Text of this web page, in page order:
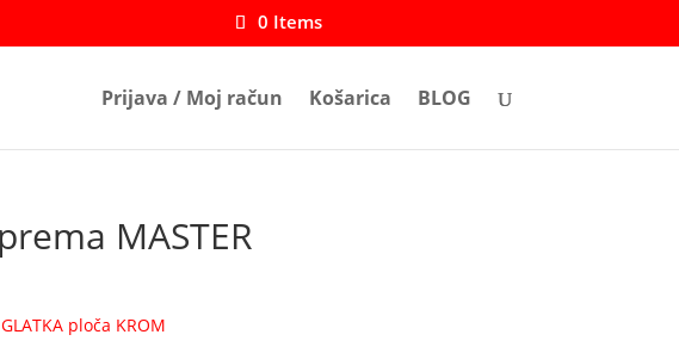
0 Items
Prijava / Moj račun Košarica BLOG
MASTER